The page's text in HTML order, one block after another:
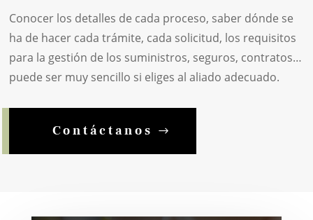
Conocer los detalles de cada proceso, saber dónde se
ha de hacer cada trámite, cada solicitud, los requisitos
para la gestión de los suministros, seguros, contratos…
puede ser muy sencillo si eliges al aliado adecuado.
Contáctanos